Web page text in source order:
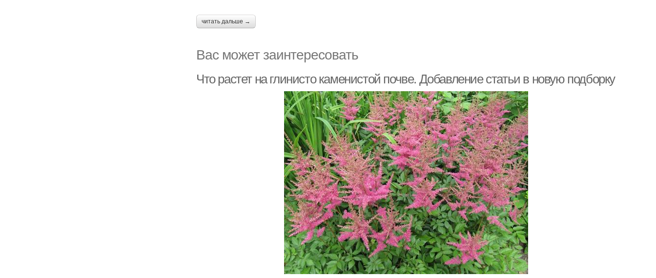
читать дальше →
Вас может заинтересовать
Что растет на глинисто каменистой почве. Добавление статьи в новую подборку